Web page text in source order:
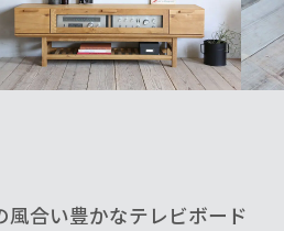
風合い豊かなテレビボード